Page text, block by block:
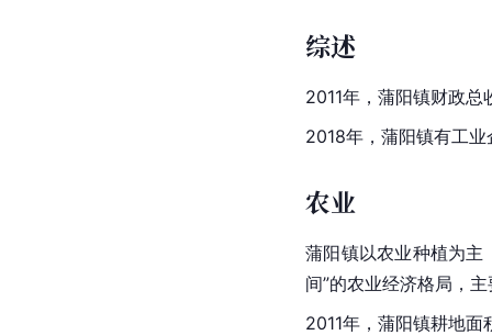
综述
2011年，蒲阳镇财政总
2018年，蒲阳镇有工
农业
蒲阳镇以农业种植为主
间”的农业经济格局，
2011年， 蒲阳镇耕地面